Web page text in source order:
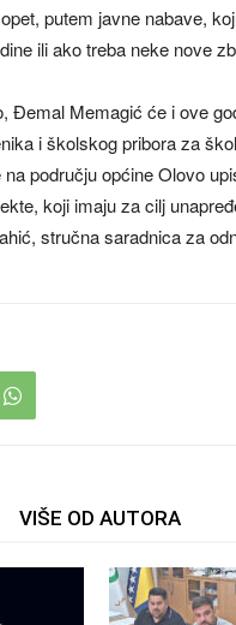
putem javne nabave,
ili ako treba neke nove
Đemal Memagić će i ove
i školskog pribora za
na području općine Olovo
koji imaju za cilj
stručna saradnica za
VIŠE OD AUTORA